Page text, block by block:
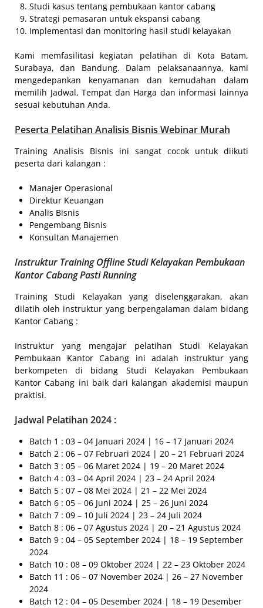
Studi kasus tentang pembukaan kantor cabang
Strategi pemasaran untuk ekspansi cabang
Implementasi dan monitoring hasil studi kelayakan
Kami memfasilitasi kegiatan pelatihan di Kota Batam,
Surabaya, dan Bandung. Dalam pelaksanaannya, kami
mengedepankan kenyamanan dan kemudahan dalam
memilih Jadwal, Tempat dan Harga dan informasi lainnya
sesuai kebutuhan Anda.
Peserta Pelatihan Analisis Bisnis Webinar Murah
Training Analisis Bisnis ini sangat cocok untuk diikuti
peserta dari kalangan :
Manajer Operasional
Direktur Keuangan
Analis Bisnis
Pengembang Bisnis
Konsultan Manajemen
Instruktur Training Offline Studi Kelayakan Pembukaan
Kantor Cabang Pasti Running
Training Studi Kelayakan yang diselenggarakan, akan
dilatih oleh instruktur yang berpengalaman dalam bidang
Kantor Cabang :
Instruktur yang mengajar pelatihan Studi Kelayakan
Pembukaan Kantor Cabang ini adalah instruktur yang
berkompeten di bidang Studi Kelayakan Pembukaan
Kantor Cabang ini baik dari kalangan akademisi maupun
praktisi.
Jadwal Pelatihan 2024 :
Batch 1 : 03 – 04 Januari 2024 | 16 – 17 Januari 2024
Batch 2 : 06 – 07 Februari 2024 | 20 – 21 Februari 2024
Batch 3 : 05 – 06 Maret 2024 | 19 – 20 Maret 2024
Batch 4 : 03 – 04 April 2024 | 23 – 24 April 2024
Batch 5 : 07 – 08 Mei 2024 | 21 – 22 Mei 2024
Batch 6 : 05 – 06 Juni 2024 | 25 – 26 Juni 2024
Batch 7 : 09 – 10 Juli 2024 | 23 – 24 Juli 2024
Batch 8 : 06 – 07 Agustus 2024 | 20 – 21 Agustus 2024
Batch 9 : 04 – 05 September 2024 | 18 – 19 September
2024
Batch 10 : 08 – 09 Oktober 2024 | 22 – 23 Oktober 2024
Batch 11 : 06 – 07 November 2024 | 26 – 27 November
2024
Batch 12 : 04 – 05 Desember 2024 | 18 – 19 Desember